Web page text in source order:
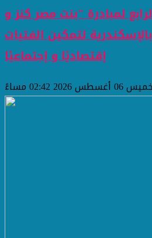
لمبادرة "بنت مصر كنز و
لتمكين الفتيات
إقتصاديًا و إجتماعيًا
أغسطس 2026 02:42 مساءً